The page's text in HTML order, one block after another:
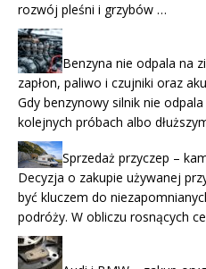
rozwój pleśni i grzybów …
Benzyna nie odpala na
zapłon, paliwo i czujniki oraz
Gdy benzynowy silnik nie
kolejnych próbach albo
Sprzedaż przyczep –
Decyzja o zakupie używanej
być kluczem do
podróży. W obliczu rosnących